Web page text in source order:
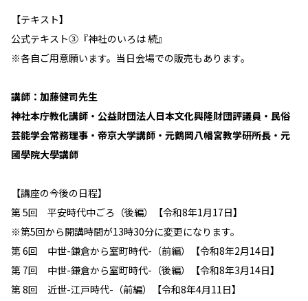
【テキスト】
公式テキスト③『神社のいろは 続』
※各自ご用意願います。当日会場での販売もあります。
講師：加藤健司先生
神社本庁教化講師・公益財団法人日本文化興隆財団評議員・民俗
芸能学会常務理事・帝京大学講師・元鶴岡八幡宮教学研所長・元
國學院大學講師
【講座の今後の日程】
第 5回 平安時代中ごろ（後編）【令和8年1月17日】
※第5回から開講時間が13時30分に変更になります。
第 6回 中世-鎌倉から室町時代-（前編）【令和8年2月14日】
第 7回 中世-鎌倉から室町時代-（後編）【令和8年3月14日】
第 8回 近世-江戸時代-（前編）【令和8年4月11日】